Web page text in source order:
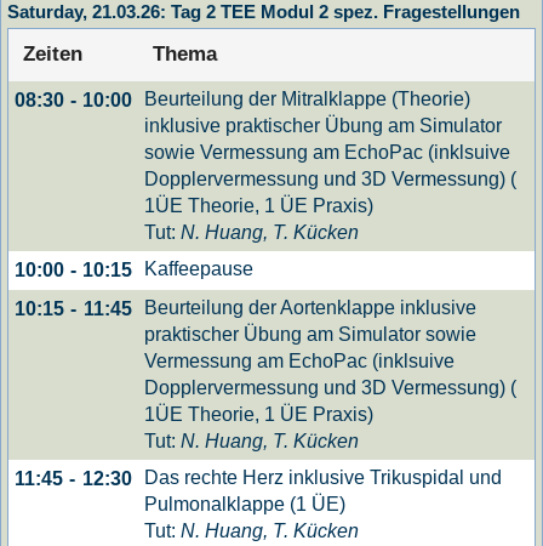
Saturday, 21.03.26: Tag 2 TEE Modul 2 spez. Fragestellungen
Zeiten Thema
08:30 - 10:00
Beurteilung der Mitralklappe (Theorie)
inklusive praktischer Übung am Simulator
sowie Vermessung am EchoPac (inklsuive
Dopplervermessung und 3D Vermessung) (
1ÜE Theorie, 1 ÜE Praxis)
Tut: N. Huang, T. Kücken
10:00 - 10:15
Kaffeepause
10:15 - 11:45
Beurteilung der Aortenklappe inklusive
praktischer Übung am Simulator sowie
Vermessung am EchoPac (inklsuive
Dopplervermessung und 3D Vermessung) (
1ÜE Theorie, 1 ÜE Praxis)
Tut: N. Huang, T. Kücken
11:45 - 12:30
Das rechte Herz inklusive Trikuspidal und
Pulmonalklappe (1 ÜE)
Tut: N. Huang, T. Kücken